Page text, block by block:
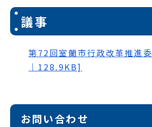
議事
第72回室蘭市行政改革推進
｜128.9KB]
お問い合わせ